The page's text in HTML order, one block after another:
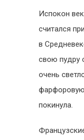
Испокон
считался
в
свою пудру
очень
покинула.